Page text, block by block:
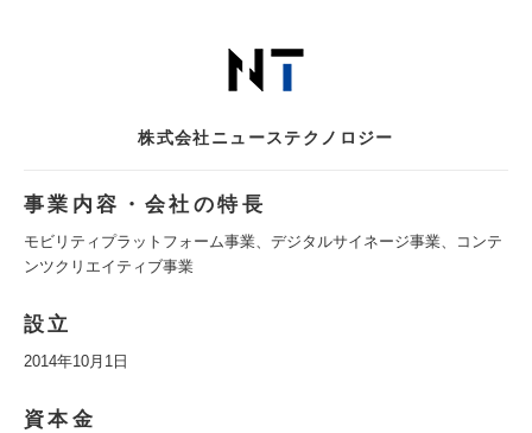
株式会社ニューステクノロジー
事業内容・会社の特長
モビリティプラットフォーム事業、デジタルサイネージ事業、コンテ
ンツクリエイティブ事業
設立
2014年10月1日
資本金